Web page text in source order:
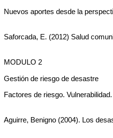
Nuevos aportes desde la
Saforcada, E. (2012) Salud
MODULO 2
Gestión de riesgo de desastre
Factores de riesgo.
Aguirre, Benigno (2004). Los